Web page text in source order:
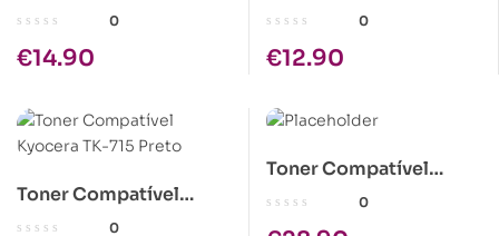
Kyocera TK-310 Preto
0
€14.90
Kyocera TK-140 Preto
0
€12.90
Toner Compatível
Kyocera TK-715 Preto
0
Toner Compatível
Epson C1100 Amarelo
0